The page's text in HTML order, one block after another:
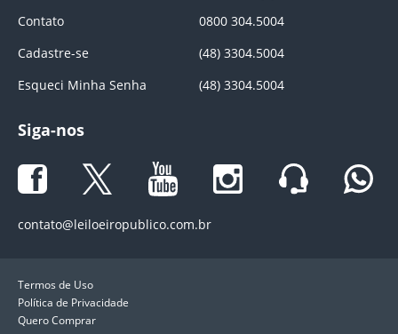
Contato
Cadastre-se
Esqueci Minha Senha
0800 304.5004
(48) 3304.5004
(48) 3304.5004
Siga-nos
contato@leiloeiropublico.com.br
Termos de Uso
Política de Privacidade
Quero Comprar